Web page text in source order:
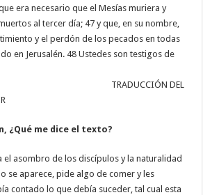
era necesario que el Mesías muriera y
al tercer día; 47 y que, en su nombre,
y el perdón de los pecados en todas
en Jerusalén. 48 Ustedes son testigos de
DEL
¿Qué me dice el texto?
el asombro de los discípulos y la naturalidad
se aparece, pide algo de comer y les
contado lo que debía suceder, tal cual esta